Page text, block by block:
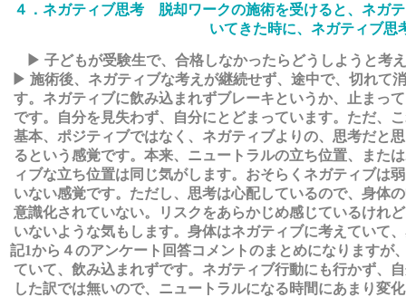
４．ネガティブ思考 脱却ワークの施術を受けると、ネガ
いてきた時に、ネガティブ思
▶ 子どもが受験生で、合格しなかったらどうしようと考
▶ 施術後、ネガティブな考えが継続せず、途中で、切れて
す。ネガティブに飲み込まれずブレーキというか、止まっ
です。自分を見失わず、自分にとどまっています。ただ、
基本、ポジティブではなく、ネガティブよりの、思考だと
るという感覚です。本来、ニュートラルの立ち位置、また
ィブな立ち位置は同じ気がします。おそらくネガティブは
いない感覚です。ただし、思考は心配しているので、身体
意識化されていない。リスクをあらかじめ感じているけれ
いないような気もします。身体はネガティブに考えていて
記1から４のアンケート回答コメントのまとめになります
ていて、飲み込まれずです。ネガティブ行動にも行かず、
した訳では無いので、ニュートラルになる時間にあまり変